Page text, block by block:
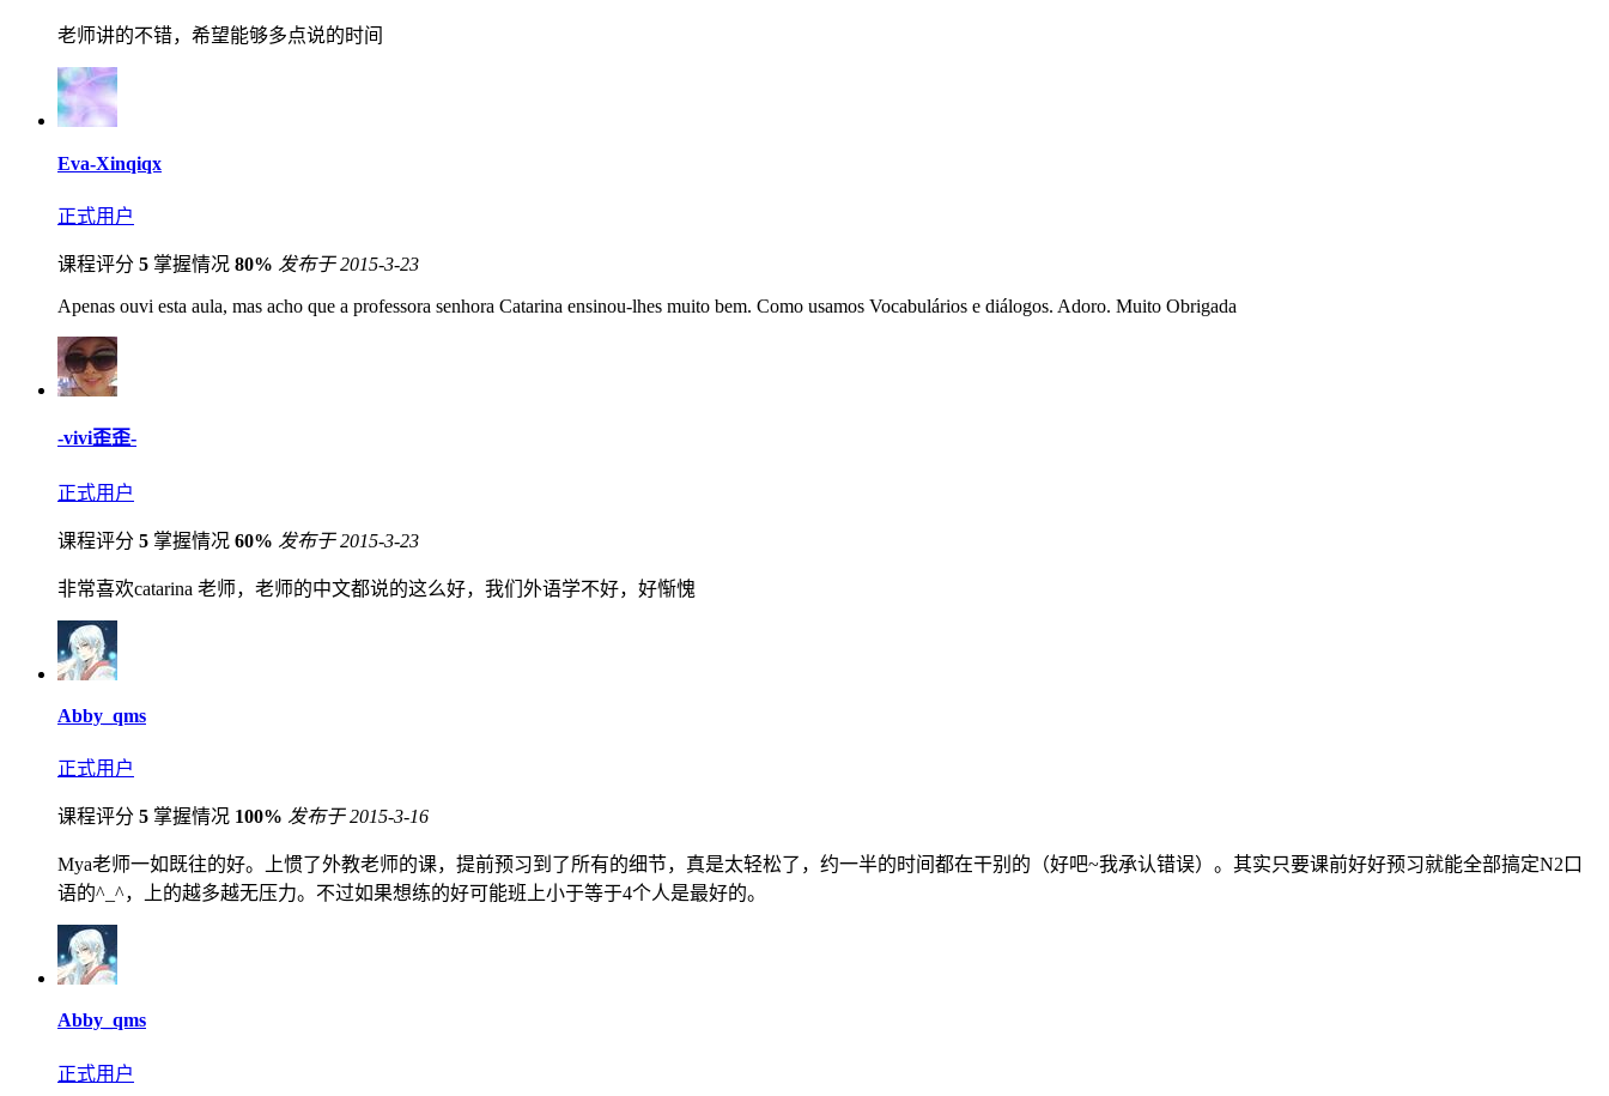
老师讲的不错，希望能够多点说的时间
Eva-Xinqiqx
正式用户
课程评分 5 掌握情况 80% 发布于 2015-3-23
Apenas ouvi esta aula, mas acho que a professora senhora Catarina ensinou-lhes muito bem. Como usamos Vocabulários e diálogos. Adoro. Muito Obrigada
-vivi歪歪-
正式用户
课程评分 5 掌握情况 60% 发布于 2015-3-23
非常喜欢catarina 老师，老师的中文都说的这么好，我们外语学不好，好惭愧
Abby_qms
正式用户
课程评分 5 掌握情况 100% 发布于 2015-3-16
Mya老师一如既往的好。上惯了外教老师的课，提前预习到了所有的细节，真是太轻松了，约一半的时间都在干别的（好吧~我承认错误）。其实只要课前好好预习就能全部搞定N2口
语的^_^，上的越多越无压力。不过如果想练的好可能班上小于等于4个人是最好的。
Abby_qms
正式用户